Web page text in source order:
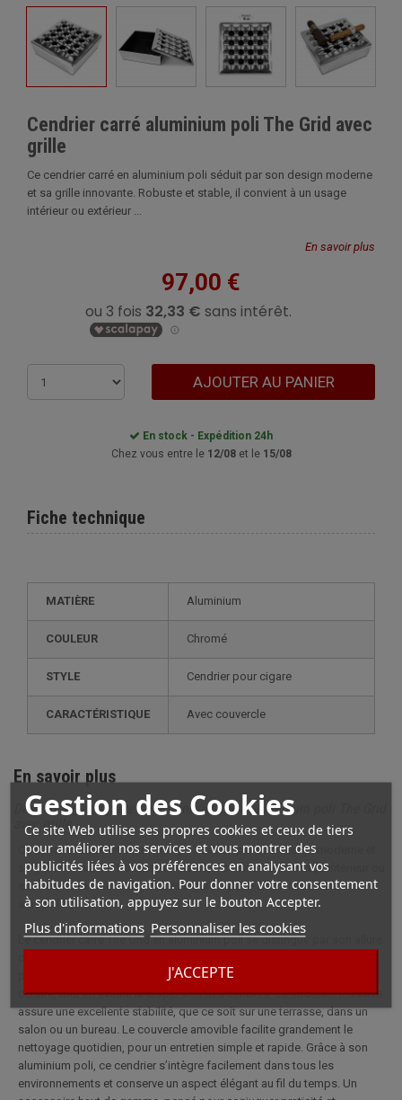
Gestion des Cookies
Ce site Web utilise ses propres cookies et ceux de tiers
pour améliorer nos services et vous montrer des
publicités liées à vos préférences en analysant vos
habitudes de navigation. Pour donner votre consentement
à son utilisation, appuyez sur le bouton Accepter.
Plus d'informations Personnaliser les cookies
J'ACCEPTE
Cendrier carré aluminium poli The Grid avec
grille
Ce cendrier carré en aluminium poli séduit par son design moderne
et sa grille innovante. Robuste et stable, il convient à un usage
intérieur ou extérieur ...
En savoir plus
97,00 €
AJOUTER AU PANIER
En stock - Expédition 24h
Chez vous entre le 12/08et le 15/08
Fiche technique
MATIÈRE Aluminium
COULEUR Chromé
STYLE cendrier pour cigare
CARACTÉRISTIQUE avec couvercle
En savoir plus
Description complète pour Cendrier carré aluminium poli The Grid
avec grille
Ce cendrier carré en aluminium poli séduit par son design moderne et
sa grille innovante. Robuste et stable, il convient à un usage intérieur ou
extérieur et facilite le dépôt des cigares grâce à son couvercle
amovible.
Le cendrier carré The Grid en aluminium poli se distingue par son allure
permet de déposer plusieurs cigares sans contact direct avec la
cendre, tout en évitant la dispersion des cendres. Sa structure massive
assure une excellente stabilité, que ce soit sur une terrasse, dans un
salon ou un bureau. Le couvercle amovible facilite grandement le
nettoyage quotidien, pour un entretien simple et rapide. Grâce à son
aluminium poli, ce cendrier s’intègre facilement dans tous les
environnements et conserve un aspect élégant au fil du temps. Un